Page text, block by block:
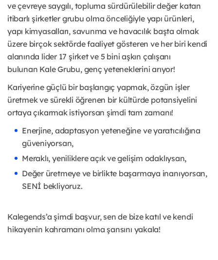
ve çevreye saygılı, topluma sürdürülebilir değer katan
itibarlı şirketler grubu olma önceliğiyle yapı ürünleri,
yapı kimyasalları, savunma ve havacılık başta olmak
üzere birçok sektörde faaliyetgösteren ve her biri kendi
alanında lider 17 şirket ve 5 bini aşkın çalışanı
bulunan Kale Grubu, genç yeteneklerini arıyor!
Kariyerine güçlü bir başlangıç yapmak, özgün işler
üretmek ve sürekli öğrenen bir kültürde potansiyelini
ortaya çıkarmak istiyorsan şimdi tam zamanı!
Enerjine, adaptasyon yeteneğine ve yaratıcılığına
güveniyorsan,
Meraklı, yeniliklere açık ve gelişim odaklıysan,
Değer üretmeye ve birlikte başarmaya inanıyorsan,
SENİ bekliyoruz.
Kalegends’a şimdi başvur, sen de bize katıl ve kendi
hikayenin kahramanı olma şansını yakala!